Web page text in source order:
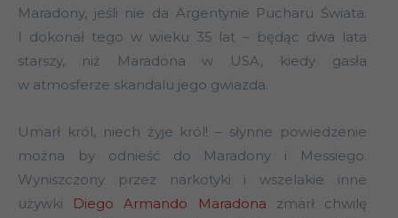
Maradony, jeśli nie da Argentynie Pucharu Świata.
I dokonał tego w wieku 35 lat – będąc dwa lata
starszy, niż Maradona w USA, kiedy gasła
w atmosferze skandalu jego gwiazda.
Umarł król, niech żyje król! – słynne powiedzenie
można by odnieść do Maradony i Messiego.
Wyniszczony przez narkotyki i wszelakie inne
używki Diego Armando Maradona zmarł chwilę